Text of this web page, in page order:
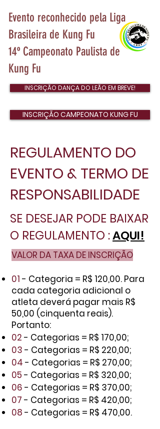
INSCRIÇÃO DANÇA DO LEÃO EM BREVE!
INSCRIÇÃO CAMPEONATO KUNG FU
REGULAMENTO DO
EVENTO & TERMO DE
RESPONSABILIDADE
SE DESEJAR PODE BAIXAR
O REGULAMENTO :AQUI!
VALOR DA TAXA DE INSCRIÇÃO
01 - Categoria = R$ 120,00. Para
cada categoria adicional o
atleta deverá pagar mais R$
50,00 (cinquenta reais).
Portanto:
02 - Categorias = R$ 170,00;
03 - Categorias = R$ 220,00;
04 - Categorias = R$ 270,00;
05 - Categorias = R$ 320,00;
06 - Categorias = R$ 370,00;
07 - Categorias = R$ 420,00;
08 - Categorias = R$ 470,00.
Evento reconhecido pela Liga
Brasileira de Kung Fu
14º Campeonato Paulista de
Kung Fu